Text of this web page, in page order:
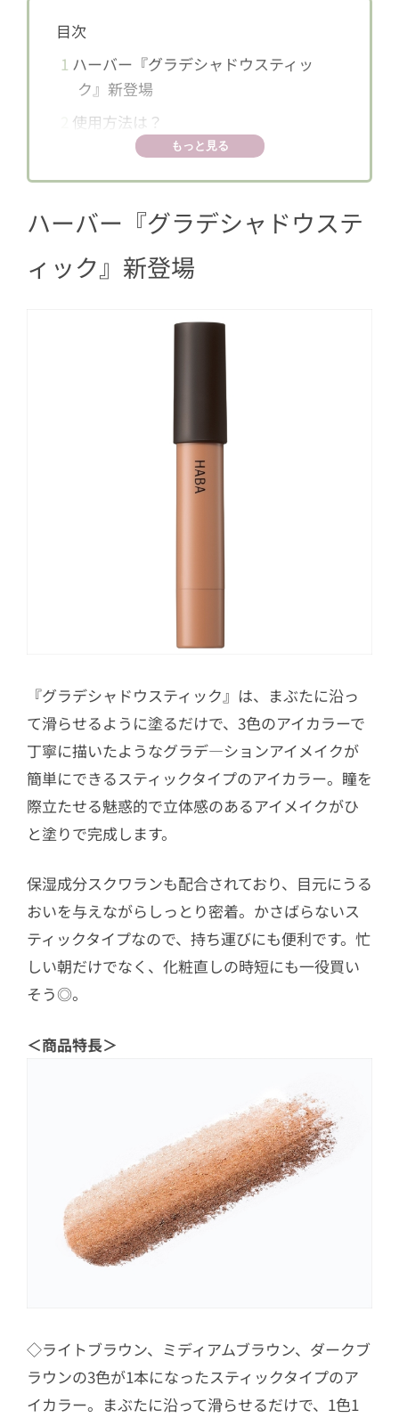
目次
1 ハーバー『グラデシャドウスティッ
ク』新登場
使用方法は？
もっと見る
ハーバー『グラデシャドウステ
ィック』新登場
『グラデシャドウスティック』は、まぶたに沿っ
て滑らせるように塗るだけで、3色のアイカラーで
丁寧に描いたようなグラデ―ションアイメイクが
簡単にできるスティックタイプのアイカラー。瞳を
際立たせる魅惑的で立体感のあるアイメイクがひ
と塗りで完成します。
保湿成分スクワランも配合されており、目元にうる
おいを与えながらしっとり密着。かさばらないス
ティックタイプなので、持ち運びにも便利です。忙
しい朝だけでなく、化粧直しの時短にも一役買い
そう◎。
＜商品特長＞
◇ライトブラウン、ミディアムブラウン、ダークブ
ラウンの3色が1本になったスティックタイプのア
イカラー。まぶたに沿って滑らせるだけで、1色1